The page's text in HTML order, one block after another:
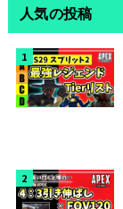
人気の投稿